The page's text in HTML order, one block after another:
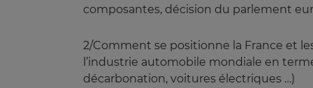
composantes, décision du parlement
2/Comment se positionne la France et
l’industrie automobile mondiale en
décarbonation, voitures électriques …)